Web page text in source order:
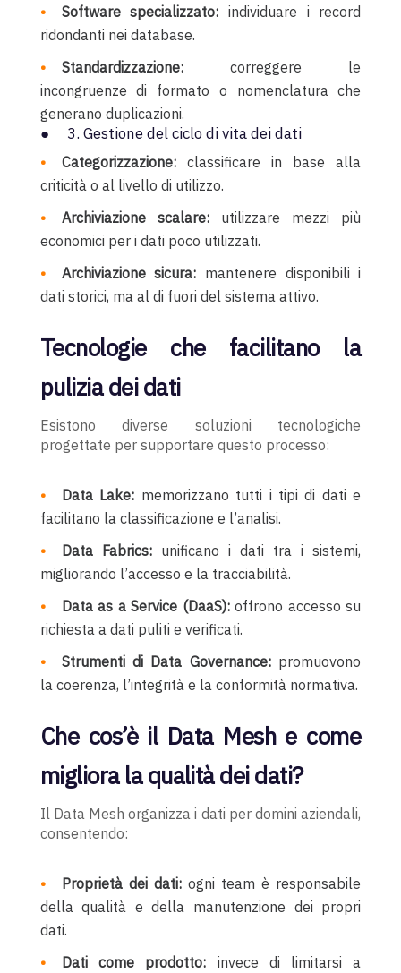
Software specializzato: individuare i record
ridondanti nei database.
Standardizzazione: correggere le
incongruenze di formato o nomenclatura che
generano duplicazioni.
● 3. Gestione del ciclo di vita dei dati
Categorizzazione: classificare in base alla
criticità o al livello di utilizzo.
Archiviazione scalare: utilizzare mezzi più
economici per i dati poco utilizzati.
Archiviazione sicura: mantenere disponibili i
dati storici, ma al di fuori del sistema attivo.
Tecnologie che facilitano la
pulizia dei dati
Esistono diverse soluzioni tecnologiche
progettate per supportare questo processo:
Data Lake: memorizzano tutti i tipi di dati e
facilitano la classificazione e l’analisi.
Data Fabrics: unificano i dati tra i sistemi,
migliorando l’accesso e la tracciabilità.
Data as a Service (DaaS):offrono accesso su
richiesta a dati puliti e verificati.
Strumenti di Data Governance: promuovono
la coerenza, l’integrità e la conformità normativa.
Che cos’è il Data Mesh e come
migliora la qualità dei dati?
Il Data Mesh organizza i dati per domini aziendali,
consentendo:
Proprietà dei dati: ogni team è responsabile
della qualità e della manutenzione dei propri
dati.
Dati come prodotto: invece di limitarsi a